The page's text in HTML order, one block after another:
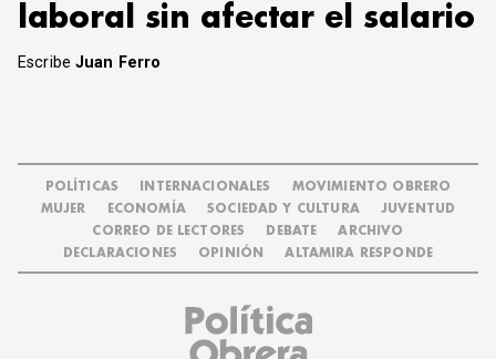
laboral sin afectar el salario
EscribeJuan Ferro
POLÍTICAS INTERNACIONALES
MOVIMIENTO OBRERO
MUJER
ECONOMÍA SOCIEDAD Y CULTURA
JUVENTUD
CORREO DE LECTORES
DEBATE
ARCHIVO
DECLARACIONES
OPINIÓN ALTAMIRA RESPONDE